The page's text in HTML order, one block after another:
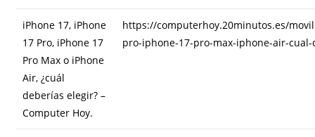
iPhone 17, iPhone
17 Pro, iPhone 17
Pro Max o iPhone
Air, ¿cuál
deberías elegir? –
Computer Hoy.
https://computerhoy.20minutos.es/
pro-iphone-17-pro-max-iphone-air-